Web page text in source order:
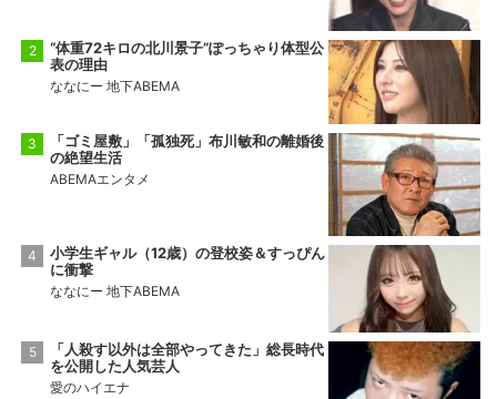
“体重72キロの北川景子”ぽっちゃり体型公
表の理由
ななにー 地下ABEMA
「ゴミ屋敷」「孤独死」布川敏和の離婚後
の絶望生活
ABEMAエンタメ
小学生ギャル（12歳）の登校姿＆すっぴん
に衝撃
ななにー 地下ABEMA
「人殺す以外は全部やってきた」総長時代
を公開した人気芸人
愛のハイエナ